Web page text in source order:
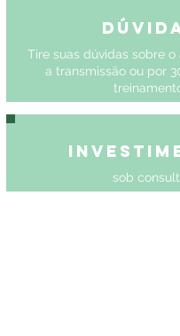
Tire suas dúvidas sobre
a transmissão ou por
sob